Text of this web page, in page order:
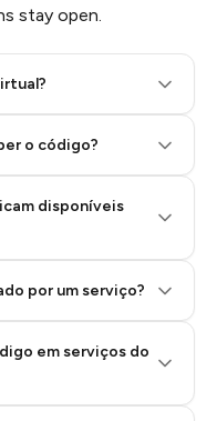
stay open.
o código?
disponíveis
por um serviço?
em serviços do